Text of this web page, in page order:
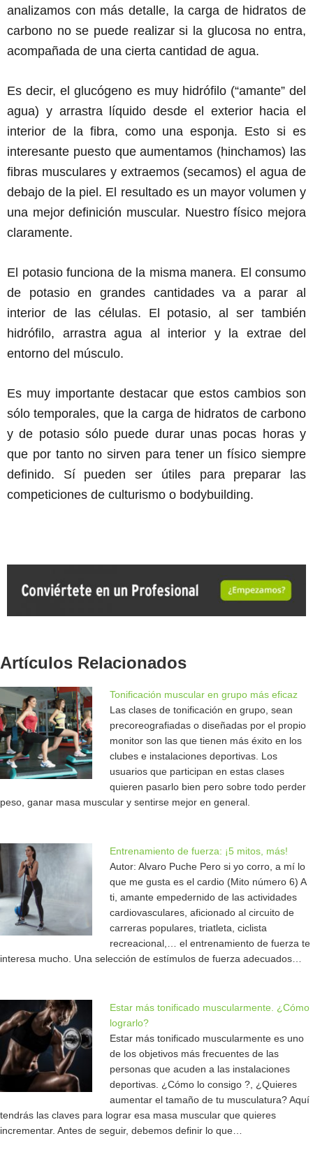
analizamos con más detalle, la carga de hidratos de
carbono no se puede realizar si la glucosa no entra,
acompañada de una cierta cantidad de agua.
Es decir, el glucógeno es muy hidrófilo (“amante” del
agua) y arrastra líquido desde el exterior hacia el
interior de la fibra, como una esponja. Esto si es
interesante puesto que aumentamos (hinchamos) las
fibras musculares y extraemos (secamos) el agua de
debajo de la piel. El resultado es un mayor volumen y
una mejor definición muscular. Nuestro físico mejora
claramente.
El potasio funciona de la misma manera. El consumo
de potasio en grandes cantidades va a parar al
interior de las células. El potasio, al ser también
hidrófilo, arrastra agua al interior y la extrae del
entorno del músculo.
Es muy importante destacar que estos cambios son
sólo temporales, que la carga de hidratos de carbono
y de potasio sólo puede durar unas pocas horas y
que por tanto no sirven para tener un físico siempre
definido. Sí pueden ser útiles para preparar las
competiciones de culturismo o bodybuilding.
Artículos Relacionados
Tonificación muscular en grupo más eficaz
Las clases de tonificación en grupo, sean
precoreografiadas o diseñadas por el propio
monitor son las que tienen más éxito en los
clubes e instalaciones deportivas. Los
usuarios que participan en estas clases
quieren pasarlo bien pero sobre todo perder
peso, ganar masa muscular y sentirse mejor en general.
Entrenamiento de fuerza: ¡5 mitos, más!
Autor: Alvaro Puche Pero si yo corro, a mí lo
que me gusta es el cardio (Mito número 6) A
ti, amante empedernido de las actividades
cardiovasculares, aficionado al circuito de
carreras populares, triatleta, ciclista
recreacional,… el entrenamiento de fuerza te
interesa mucho. Una selección de estímulos de fuerza adecuados…
Estar más tonificado muscularmente. ¿Cómo
lograrlo?
Estar más tonificado muscularmente es uno
de los objetivos más frecuentes de las
personas que acuden a las instalaciones
deportivas. ¿Cómo lo consigo ?, ¿Quieres
aumentar el tamaño de tu musculatura? Aquí
tendrás las claves para lograr esa masa muscular que quieres
incrementar. Antes de seguir, debemos definir lo que…